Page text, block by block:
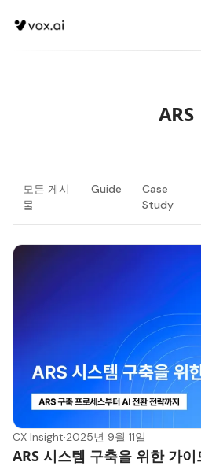
ARS
모든 게시
물
Guide
Case
Study
최신
CX Insight·2025년 9월 11일
ARS 시스템 구축을 위한 가